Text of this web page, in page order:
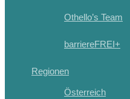
Othello’s Team
barriereFREI+
Regionen
Österreich